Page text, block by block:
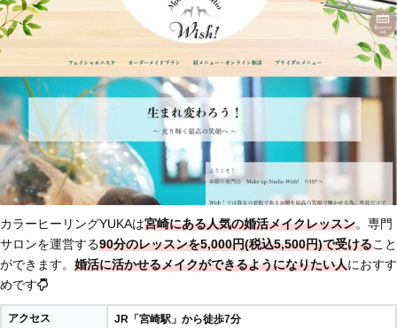
カラーヒーリングYUKAは宮崎にある人気の婚活メイクレッスン。専門
サロンを運営する90分のレッスンを5,000円(税込5,500円)で受けること
ができます。 婚活に活かせるメイクができるようになりたい人におすす
めです
アクセス JR「宮崎駅」から徒歩7分